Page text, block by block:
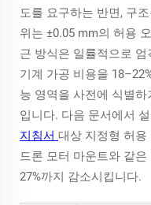
도를 요구하는 반면, 구
위는 ±0.05 mm의 허용
근 방식은 일률적으로
기계 가공 비용을
능 영역을 사전에 식별
입니다. 다음 문서에서
지침서 대상 지정형 허
드론 모터 마운트와 같
27%까지 감소시킵니다.